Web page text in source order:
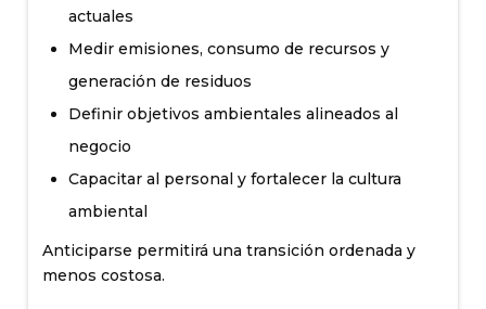
actuales
Medir emisiones, consumo de recursos y
generación de residuos
Definir objetivos ambientales alineados al
negocio
Capacitar al personal y fortalecer la cultura
ambiental
Anticiparse permitirá una transición ordenada y
menos costosa.